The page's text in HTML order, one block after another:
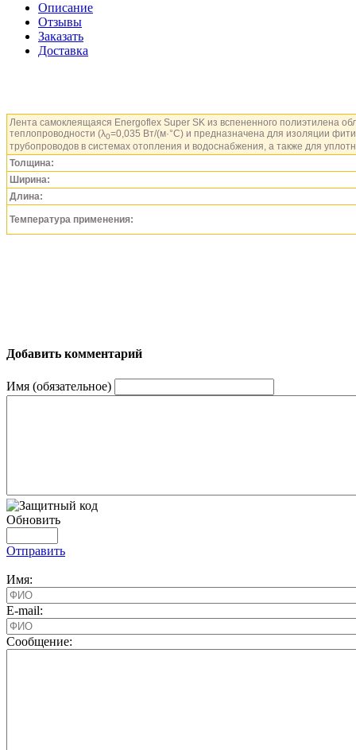
Описание
Отзывы
Заказать
Доставка
Лента самоклеящаяся Energoflex Super SK из вспененного полиэтилена
теплопроводности (λ0=0,035 Вт/(м·°С) и предназначена для изоляции
трубопроводов в системах отопления и водоснабжения, а также для
Толщина:
Ширина:
Длина:
Температура применения:
Добавить комментарий
Имя (обязательное)
Обновить
Отправить
Имя:
E-mail:
Cообщение: